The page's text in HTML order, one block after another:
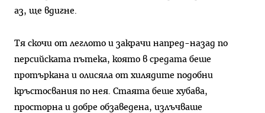
аз, ще вдигне.
Тя скочи от леглото и закрачи напред-назад по
персийската пътека, която в средата беше
протъркана и олисяла от хилядите подобни
кръстосвания по нея. Стаята беше хубава,
просторна и добре обзаведена, излъчваше